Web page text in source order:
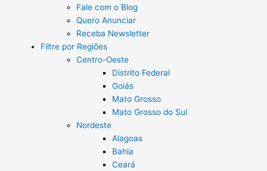
Fale com o Blog
Quero Anunciar
Receba Newsletter
Filtre por Regiões
Centro-Oeste
Distrito Federal
Goiás
Mato Grosso
Mato Grosso do Sul
Nordeste
Alagoas
Bahia
Ceará